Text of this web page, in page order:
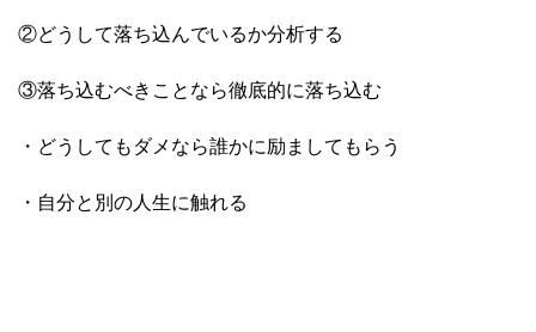
②どうして落ち込んでいるか分析する
③落ち込むべきことなら徹底的に落ち込む
・どうしてもダメなら誰かに励ましてもらう
・自分と別の人生に触れる